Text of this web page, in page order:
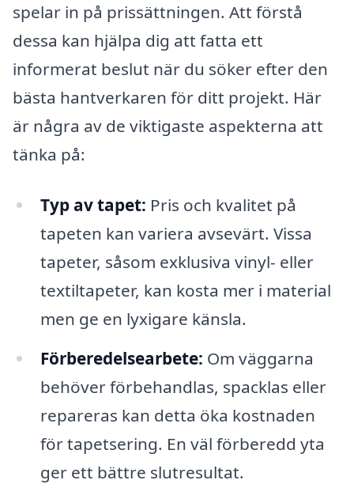
spelar in på prissättningen. Att förstå
dessa kan hjälpa dig att fatta ett
informerat beslut när du söker efter den
bästa hantverkaren för ditt projekt. Här
är några av de viktigaste aspekterna att
tänka på:
Typ av tapet: Pris och kvalitet på
tapeten kan variera avsevärt. Vissa
tapeter, såsom exklusiva vinyl- eller
textiltapeter, kan kosta mer i material
men ge en lyxigare känsla.
Förberedelsearbete: Om väggarna
behöver förbehandlas, spacklas eller
repareras kan detta öka kostnaden
för tapetsering. En väl förberedd yta
ger ett bättre slutresultat.